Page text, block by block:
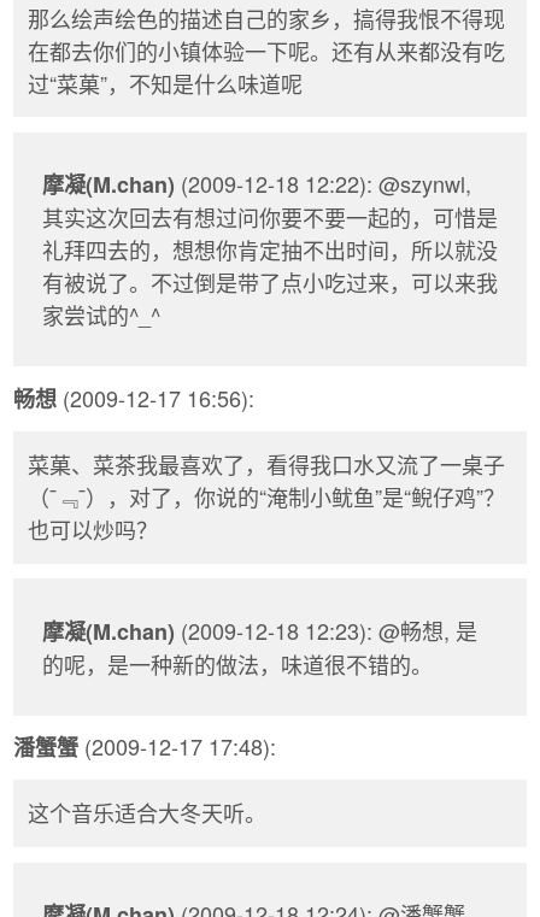
那么绘声绘色的描述自己的家乡，搞得我恨不得现
在都去你们的小镇体验一下呢。还有从来都没有吃
过“菜菓”，不知是什么味道呢
摩凝(M.chan) (2009-12-18 12:22): @szynwl,
其实这次回去有想过问你要不要一起的，可惜是
礼拜四去的，想想你肯定抽不出时间，所以就没
有被说了。不过倒是带了点小吃过来，可以来我
家尝试的^_^
畅想 (2009-12-17 16:56):
菜菓、菜茶我最喜欢了，看得我口水又流了一桌子
（¯﹃¯），对了，你说的“淹制小鱿鱼”是“鲵仔鸡”？
也可以炒吗？
摩凝(M.chan) (2009-12-18 12:23): @畅想, 是
的呢，是一种新的做法，味道很不错的。
潘蟹蟹 (2009-12-17 17:48):
这个音乐适合大冬天听。